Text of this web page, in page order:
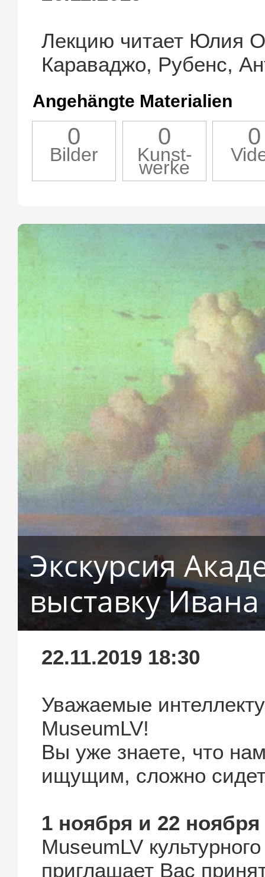
Лекцию читает Юлия
Караваджо, Рубенс,
Angehängte Materialien
0
Bilder
0
Kunst-
werke
0
Экскурсия
выставку
22.11.2019 18:30
Уважаемые
MuseumLV!
Вы уже знаете, что
ищущим, сложно
1 ноября и 22 ноября
MuseumLV
приглашает Вас